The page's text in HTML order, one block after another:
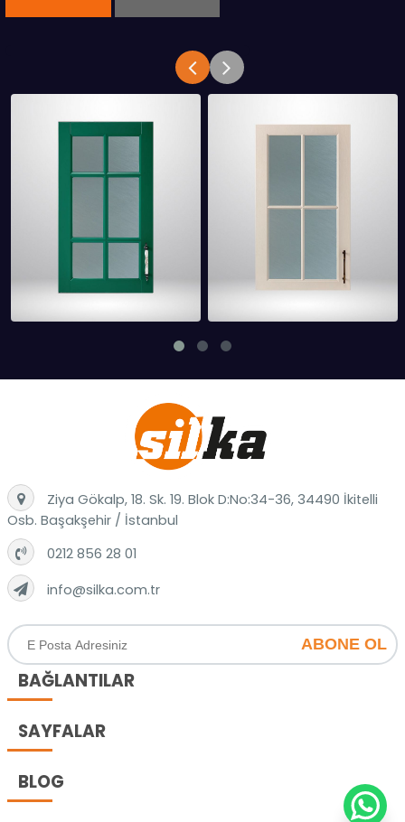
Ziya Gökalp, 18. Sk. 19. Blok D:No:34-36, 34490 İkitelli
Osb. Başakşehir / İstanbul
‎0212 856 28 01
info@silka.com.tr
ABONE OL
BAĞLANTILAR
SAYFALAR
BLOG